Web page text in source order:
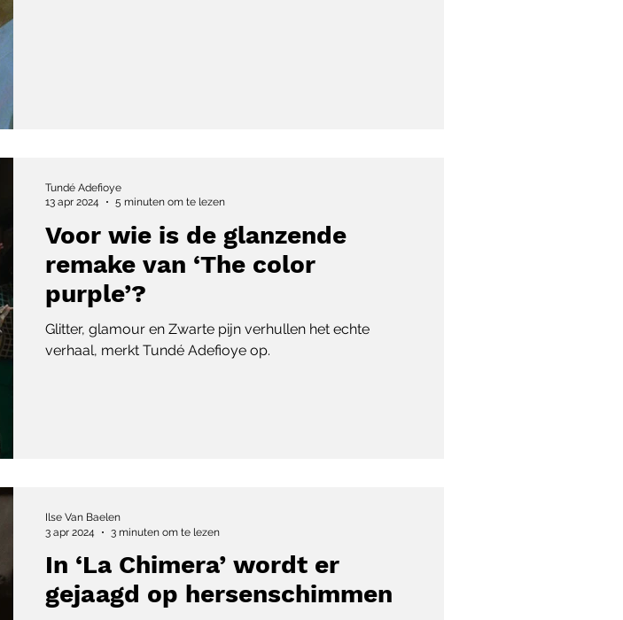
Voor wie is de glanzende
remake van ‘The color
purple’?
Glitter, glamour en Zwarte pijn verhullen het echte
verhaal, merkt Tundé Adefioye op.
Tundé Adefioye
13 apr 2024
5 minuten om te lezen
In ‘La Chimera’ wordt er
gejaagd op hersenschimmen
Ilse Van Baelen
3 apr 2024
3 minuten om te lezen